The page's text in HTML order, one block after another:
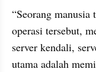
“Seorang manusia
operasi tersebut,
server kendali,
utama adalah